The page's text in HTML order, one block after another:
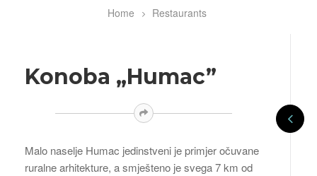
BreadcrumbHome Restaurants
Konoba „Humac”
Malo naselje Humac jedinstveni je primjer očuvane
ruralne arhitekture, a smješteno je svega 7 km od